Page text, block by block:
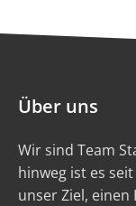
Über uns
Wir sind Team
hinweg ist es
unser Ziel,